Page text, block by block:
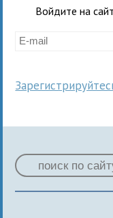
Войдите на сайт